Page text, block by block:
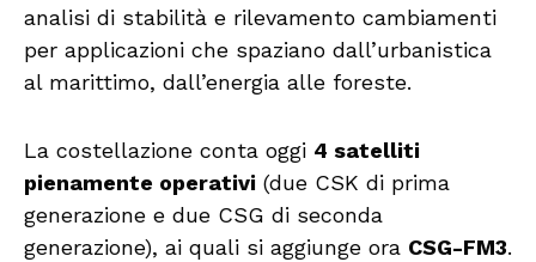
analisi di stabilità e rilevamento cambiamenti
per applicazioni che spaziano dall’urbanistica
al marittimo, dall’energia alle foreste.
La costellazione conta oggi 4 satelliti
pienamente operativi (due CSK di prima
generazione e due CSG di seconda
generazione), ai quali si aggiunge ora CSG-FM3.